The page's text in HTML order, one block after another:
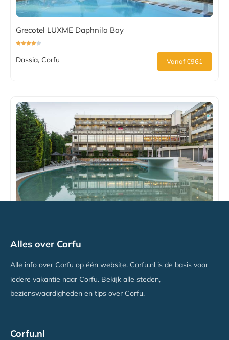
Grecotel LUXME Daphnila Bay
Dassia, Corfu Vanaf €961
Alles over Corfu
Alle info over Corfu op één website. Corfu.nl is de basis voor
iedere vakantie naar Corfu. Bekijk alle steden,
bezienswaardigheden en tips over Corfu.
Corfu.nl